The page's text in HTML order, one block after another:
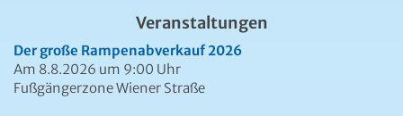
Veranstaltungen
Der große Rampenabverkauf 2026
Am 8.8.2026 um 9:00 Uhr
Fußgängerzone Wiener Straße